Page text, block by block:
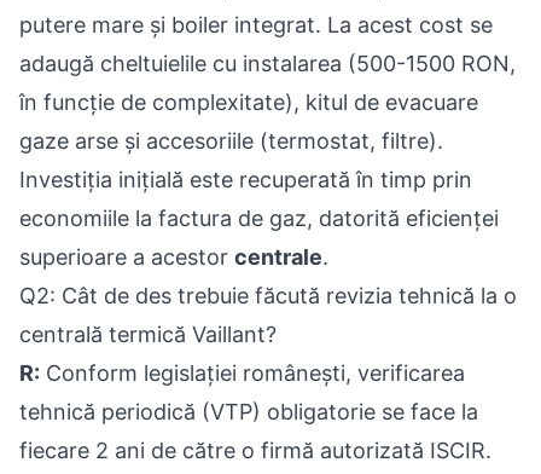
putere mare și boiler integrat. La acest cost se
adaugă cheltuielile cu instalarea (500-1500 RON,
în funcție de complexitate), kitul de evacuare
gaze arse și accesoriile (termostat, filtre).
Investiția inițială este recuperată în timp prin
economiile la factura de gaz, datorită eficienței
superioare a acestor centrale.
Q2: Cât de des trebuie făcută revizia tehnică la o
centrală termică Vaillant?
R: Conform legislației românești, verificarea
tehnică periodică (VTP) obligatorie se face la
fiecare 2 ani de către o firmă autorizată ISCIR.